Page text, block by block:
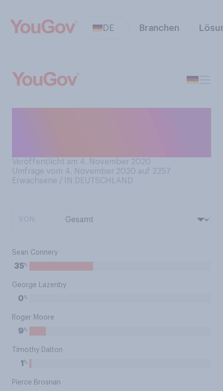
DE Branchen
Veröffentlicht am 4. November 2020
Umfrage vom 4. November 2020 auf 2257
Erwachsene / IN DEUTSCHLAND
Sean Connery
35%
George Lazenby
0%
Roger Moore
9%
Timothy Dalton
1 %
Pierce Brosnan